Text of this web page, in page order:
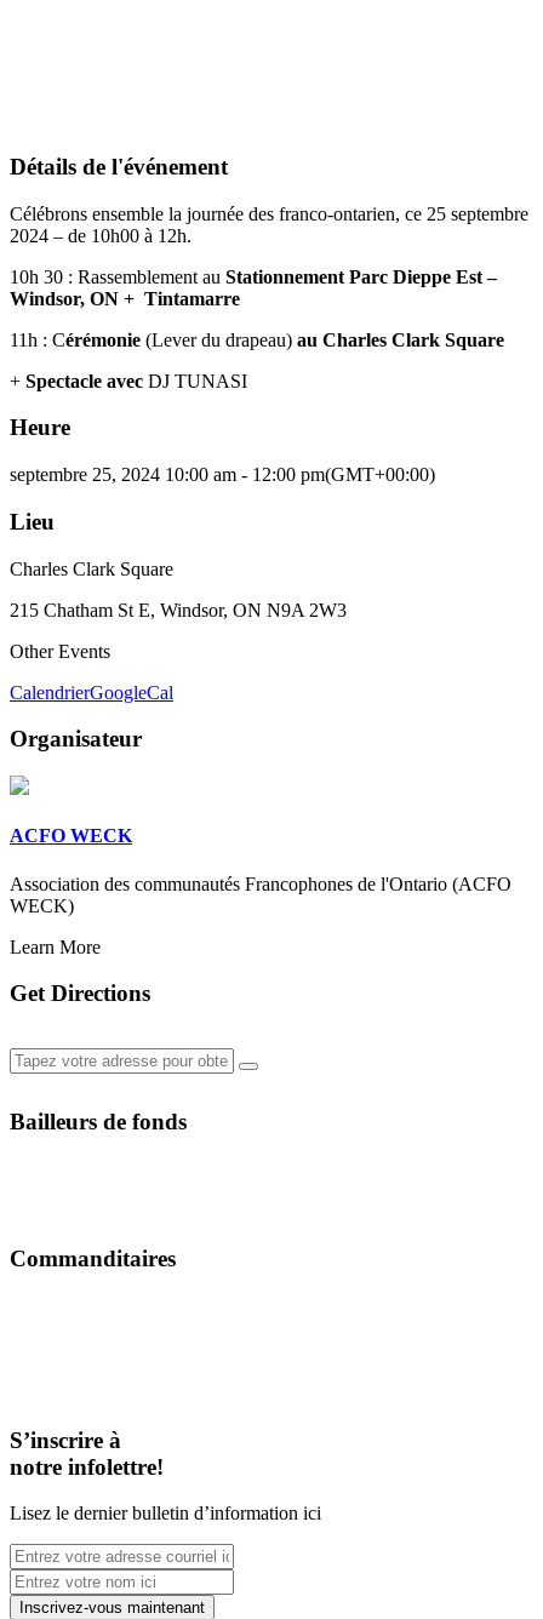
Détails de l'événement
Célébrons ensemble la journée des franco-ontarien, ce 25 septembre
2024 – de 10h00 à 12h.
10h 30 : Rassemblement au Stationnement Parc Dieppe Est–
Windsor, ON + Tintamarre
11h : Cérémonie (Lever du drapeau) au Charles Clark Square
+ Spectacle avec DJ TUNASI
Heure
septembre 25, 2024 10:00 am - 12:00 pm(GMT+00:00)
Lieu
Charles Clark Square
215 Chatham St E, Windsor, ON N9A 2W3
Other Events
CalendrierGoogleCal
Organisateur
ACFO WECK
Association des communautés Francophones de l'Ontario (ACFO
WECK)
Learn More
Get Directions
Bailleurs de fonds
Commanditaires
S’inscrire à
notre infolettre!
Lisez le dernier bulletin d’information ici